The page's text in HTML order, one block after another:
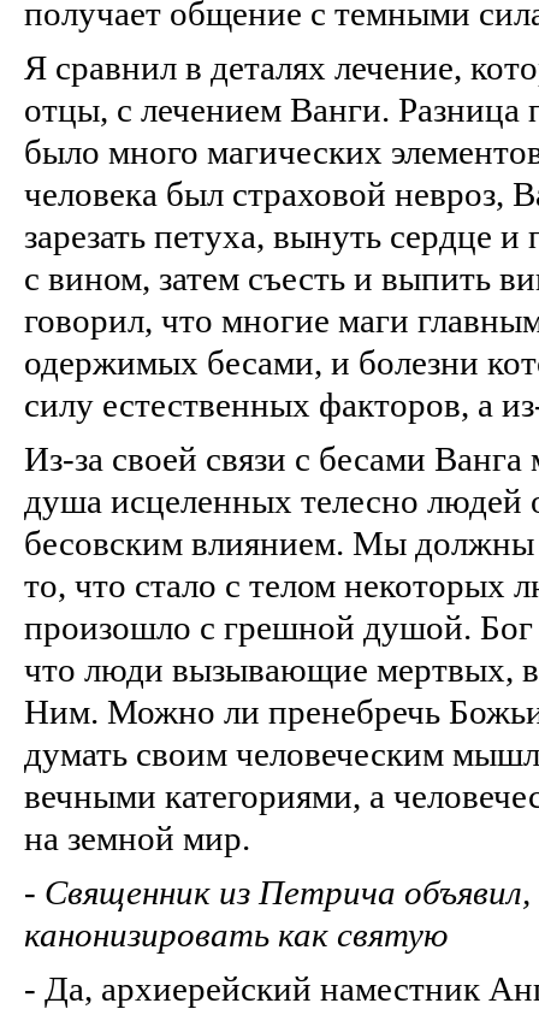
получает общение с темными
Я сравнил в деталях лечение,
отцы, с лечением Ванги. Разница
было много магических
человека был страховой невроз,
зарезать петуха, вынуть сердце
с вином, затем съесть и выпить
говорил, что многие маги
одержимых бесами, и болезни
силу естественных факторов, а
Из-за своей связи с бесами Ванга
душа исцеленных телесно людей
бесовским влиянием. Мы должны
то, что стало с телом некоторых
произошло с грешной душой. Бог
что люди вызывающие мертвых,
Ним. Можно ли пренебречь
думать своим человеческим
вечными категориями, а
на земной мир.
- Священник из Петрича
канонизировать как святую
- Да, архиерейский наместник